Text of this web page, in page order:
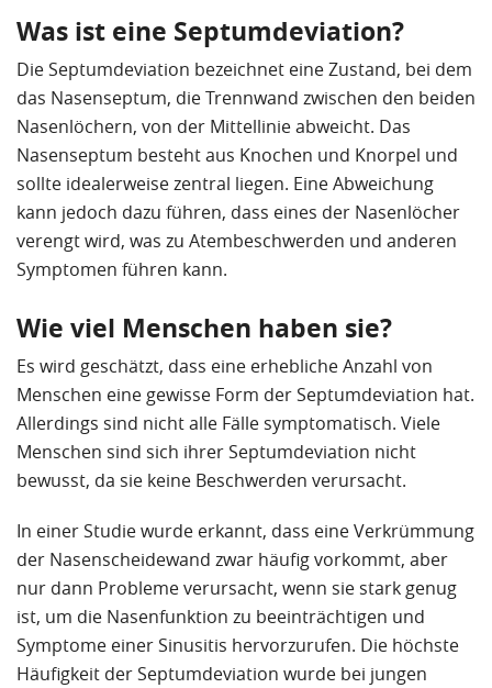
Was ist eine Septumdeviation?
Die Septumdeviation bezeichnet eine Zustand, bei dem
das Nasenseptum, die Trennwand zwischen den beiden
Nasenlöchern, von der Mittellinie abweicht. Das
Nasenseptum besteht aus Knochen und Knorpel und
sollte idealerweise zentral liegen. Eine Abweichung
kann jedoch dazu führen, dass eines der Nasenlöcher
verengt wird, was zu Atembeschwerden und anderen
Symptomen führen kann.
Wie viel Menschen haben sie?
Es wird geschätzt, dass eine erhebliche Anzahl von
Menschen eine gewisse Form der Septumdeviation hat.
Allerdings sind nicht alle Fälle symptomatisch. Viele
Menschen sind sich ihrer Septumdeviation nicht
bewusst, da sie keine Beschwerden verursacht.
In einer Studie wurde erkannt, dass eine Verkrümmung
der Nasenscheidewand zwar häufig vorkommt, aber
nur dann Probleme verursacht, wenn sie stark genug
ist, um die Nasenfunktion zu beeinträchtigen und
Symptome einer Sinusitis hervorzurufen. Die höchste
Häufigkeit der Septumdeviation wurde bei jungen